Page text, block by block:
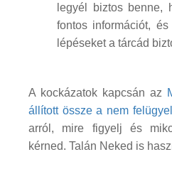
legyél biztos benne,
fontos információt,
lépéseket a tárcád
A kockázatok kapcsán az
állított össze a nem
arról, mire figyelj és
kérned. Talán Neked is